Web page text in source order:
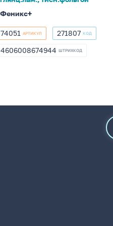
Феникс+
74051
74051 АРТИКУЛ 271807
271807 КОД
4606008674944
4606008674944 ШТРИХКОД